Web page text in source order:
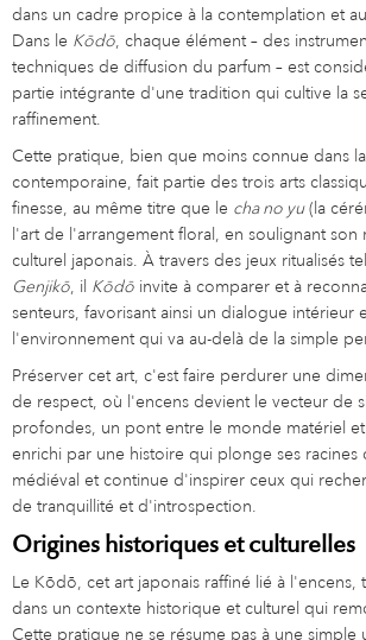
dans un cadre propice à la contemplation et
Dans le Kōdō, chaque élément – des
techniques de diffusion du parfum – est
partie intégrante d'une tradition qui cultive la
raffinement.
Cette pratique, bien que moins connue dans
contemporaine, fait partie des trois arts
finesse, au même titre que le cha no yu(la
l'art de l'arrangement floral, en soulignant son
culturel japonais. À travers des jeux ritualisés
Genjikō, il Kōdō invite à comparer et à
senteurs, favorisant ainsi un dialogue intérieur
l'environnement qui va au-delà de la simple
Préserver cet art, c'est faire perdurer une
de respect, où l'encens devient le vecteur de
profondes, un pont entre le monde matériel
enrichi par une histoire qui plonge ses racines
médiéval et continue d'inspirer ceux qui
de tranquillité et d'introspection.
Origines historiques et culturelles
Le Kōdō, cet art japonais raffiné lié à l'encens,
dans un contexte historique et culturel qui
Cette pratique ne se résume pas à une simple